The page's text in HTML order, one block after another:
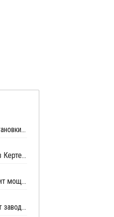
Petronas возобновила работу крекинг-установки в Малайзии
Petronas возобновил производство ПВД в Кертехе
Lotte Chemical к концу 2018 года расширит мощности крекинг-установки в Йосу
Lotte Titan в середине февраля остановит завод бутадиена в Малайзии на профилактику